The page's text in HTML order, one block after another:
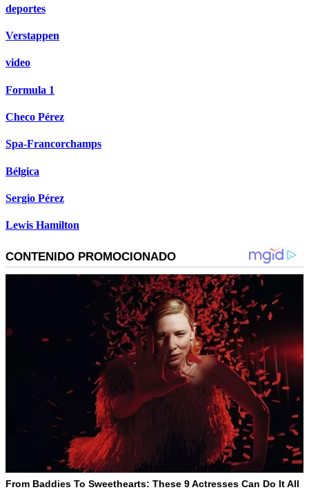
deportes
Verstappen
video
Formula 1
Checo Pérez
Spa-Francorchamps
Bélgica
Sergio Pérez
Lewis Hamilton